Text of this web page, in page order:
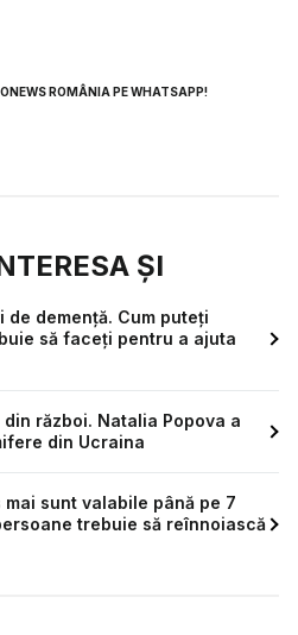
ROMÂNIA PE WHATSAPP!
ȘI
demență. Cum puteți
să faceți pentru a ajuta
război. Natalia Popova a
din Ucraina
mai sunt valabile până pe 7
trebuie să reînnoiască